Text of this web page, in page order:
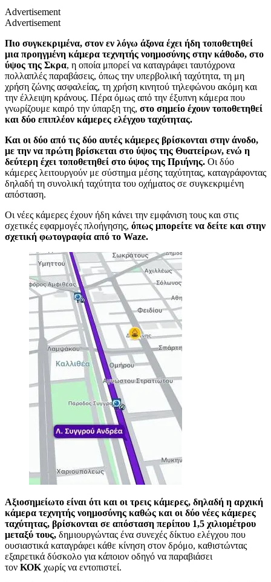
Advertisement
Advertisement
Πιο συγκεκριμένα, στον εν λόγω άξονα έχει ήδη τοποθετηθεί
μια προηγμένη κάμερα τεχνητής νοημοσύνης στην κάθοδο, στο
ύψος της Σκρα, η οποία μπορεί να καταγράφει ταυτόχρονα
πολλαπλές παραβάσεις, όπως την υπερβολική ταχύτητα, τη μη
χρήση ζώνης ασφαλείας, τη χρήση κινητού τηλεφώνου ακόμη και
την έλλειψη κράνους. Πέρα όμως από την έξυπνη κάμερα που
γνωρίζουμε καιρό την ύπαρξη της, στο σημείο έχουν τοποθετηθεί
και δύο επιπλέον κάμερες ελέγχου ταχύτητας.
Και οι δύο από τις δύο αυτές κάμερες βρίσκονται στην άνοδο,
με την να πρώτη βρίσκεται στο ύψος της Θυατείρων, ενώ η
δεύτερη έχει τοποθετηθεί στο ύψος της Πριήνης. Οι δύο
κάμερες λειτουργούν με σύστημα μέσης ταχύτητας, καταγράφοντας
δηλαδή τη συνολική ταχύτητα του οχήματος σε συγκεκριμένη
απόσταση.
Οι νέες κάμερες έχουν ήδη κάνει την εμφάνιση τους και στις
σχετικές εφαρμογές πλοήγησης, όπως μπορείτε να δείτε και στην
σχετική φωτογραφία από το Waze.
Αξιοσημείωτο είναι ότι και οι τρεις κάμερες, δηλαδή η αρχική
κάμερα τεχνητής νοημοσύνης καθώς και οι δύο νέες κάμερες
ταχύτητας, βρίσκονται σε απόσταση περίπου 1,5 χιλιομέτρου
μεταξύ τους, δημιουργώντας ένα συνεχές δίκτυο ελέγχου που
ουσιαστικά καταγράφει κάθε κίνηση στον δρόμο, καθιστώντας
εξαιρετικά δύσκολο για κάποιον οδηγό να παραβιάσει
τον ΚΟΚ χωρίς να εντοπιστεί.